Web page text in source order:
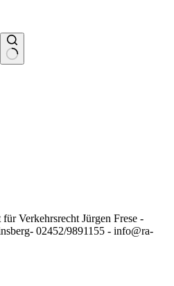
Verkehrsrecht Jürgen Frese -
02452/9891155 - info@ra-